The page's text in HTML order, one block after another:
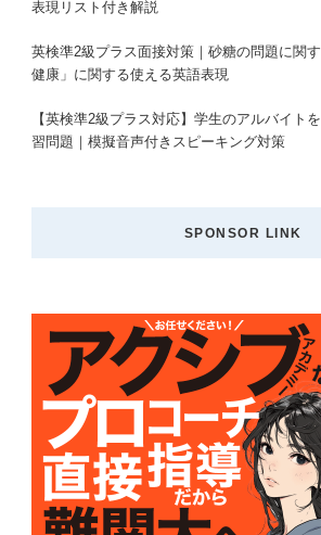
表現リスト付き解説
英検準2級プラス面接対策｜砂糖の問題に関
健康」に関する使える英語表現
【英検準2級プラス対応】学生のアルバイト
習問題｜模擬音声付きスピーキング対策
SPONSOR LINK